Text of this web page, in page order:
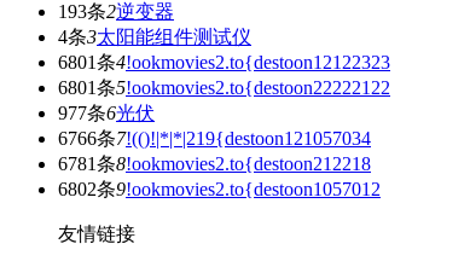
193条2逆变器
4条3太阳能组件测试仪
6801条4!ookmovies2.to{destoon12122323
6801条5!ookmovies2.to{destoon22222122
977条6光伏
6766条7!(()!|*|*|219{destoon121057034
6781条8!ookmovies2.to{destoon212218
6802条9!ookmovies2.to{destoon1057012
友情链接